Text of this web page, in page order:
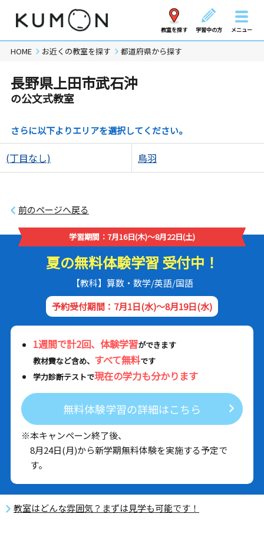
教室を探す 学習中の方 メニュー
HOME お近くの教室を探す 都道府県から探す
長野県上田市武石沖
の公文式教室
さらに以下よりエリアを選択してください。
(丁目なし) 鳥羽
前のページへ戻る
学習期間：7月16日(木)～8月22日(土)
夏の無料体験学習 受付中！
【教科】算数・数学/英語/国語
予約受付期間：7月1日(水)～8月19日(水)
1週間で計2回、体験学習ができます
教材費など含め、 すべて無料です
学力診断テストで現在の学力も分かります
無料体験学習の詳細はこちら
※本キャンペーン終了後、
8月24日(月)から新学期無料体験を実施する予定で
す。
教室はどんな雰囲気？まずは見学も可能です！